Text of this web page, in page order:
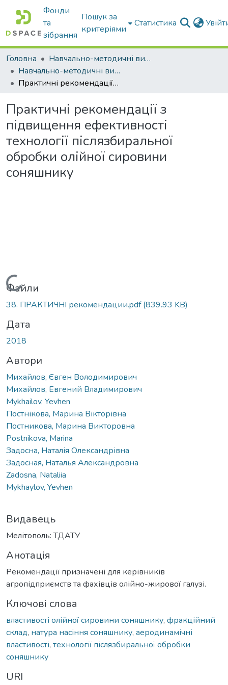
Фонди
та
зібрання
Пошук за
критеріями
Статистика
Головна
Навчально-методичні видання
Навчально-методичні видання
Практичні рекомендації з підвищення ефективності технології післязбиральної обробки олійної сировини соняшнику
Практичні рекомендації з
підвищення ефективності
технології післязбиральної
обробки олійної сировини
соняшнику
Вантажиться...
Файли
38. ПРАКТИЧНІ рекомендации.pdf(839.93 KB)
Дата
2018
Автори
Михайлов, Євген Володимирович
Михайлов, Евгений Владимирович
Mykhailov, Yevhen
Постнікова, Марина Вікторівна
Постникова, Марина Викторовна
Postnikova, Marina
Задосна, Наталія Олександрівна
Задосная, Наталья Александровна
Zadosna, Nataliia
Mykhaylov, Yevhen
Видавець
Мелітополь: ТДАТУ
Анотація
Рекомендації призначені для керівників
агропідприємств та фахівців олійно-жирової галузі.
Ключові слова
властивості олійної сировини соняшнику, фракційний
склад, натура насіння соняшнику, аеродинамічні
властивості, технології післязбиральної обробки
соняшнику
URI